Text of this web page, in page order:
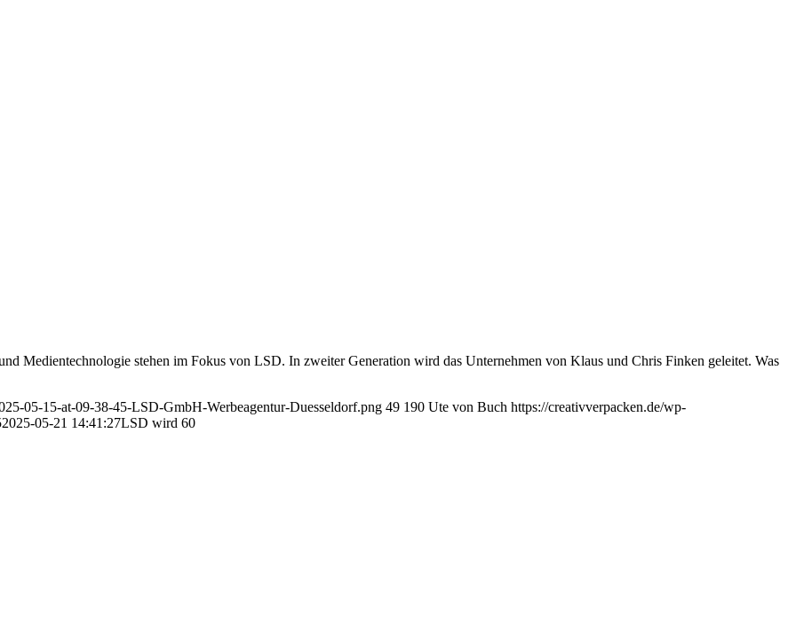
Medientechnologie stehen im Fokus von LSD. In zweiter Generation wird das Unternehmen von Klaus und Chris Finken geleitet. Was
05-15-at-09-38-45-LSD-GmbH-Werbeagentur-Duesseldorf.png 49 190 Ute von Buch https://creativverpacken.de/wp-
2025-05-21 14:41:27LSD wird 60